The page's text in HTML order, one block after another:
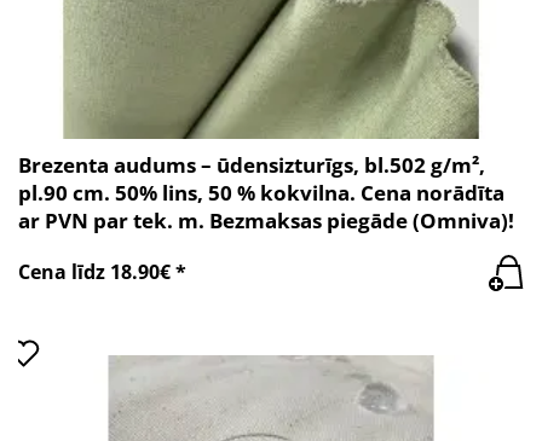
Brezenta audums – ūdensizturīgs, bl.502 g/m²,
pl.90 cm. 50% lins, 50 % kokvilna. Cena norādīta
ar PVN par tek. m. Bezmaksas piegāde (Omniva)!
Cena līdz 18.90€ *